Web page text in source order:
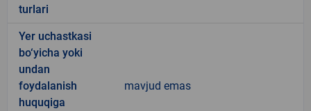
turlari
Yer uchastkasi
bo‘yicha yoki
undan
foydalanish
huquqiga
mavjud emas